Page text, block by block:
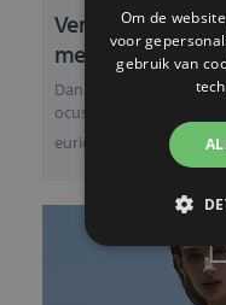
Verbeterde
me tracking voor
Dankzij de
ocusfunctie voor
eurigheid en
Om de
voor
gebruik van